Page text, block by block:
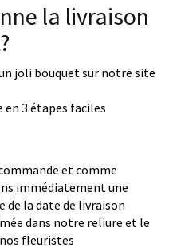
la livraison
joli bouquet sur notre site
en 3 étapes faciles
et comme
immédiatement une
la date de livraison
dans notre reliure et le
fleuristes